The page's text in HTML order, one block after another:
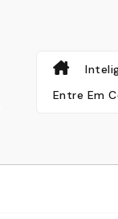
Entre Em